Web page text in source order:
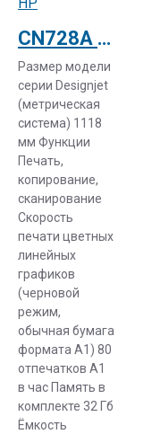
CN728A Струйный плоттер HP Designjet T2300 Postscript eMFP Printer СНЯТ
Размер модели
серии Designjet
(метрическая
система) 1118
мм Функции
Печать,
копирование,
сканирование
Скорость
печати цветных
линейных
графиков
(черновой
режим,
обычная бумага
формата A1) 80
отпечатков A1
в час Память в
комплекте 32 Гб
Ёмкость